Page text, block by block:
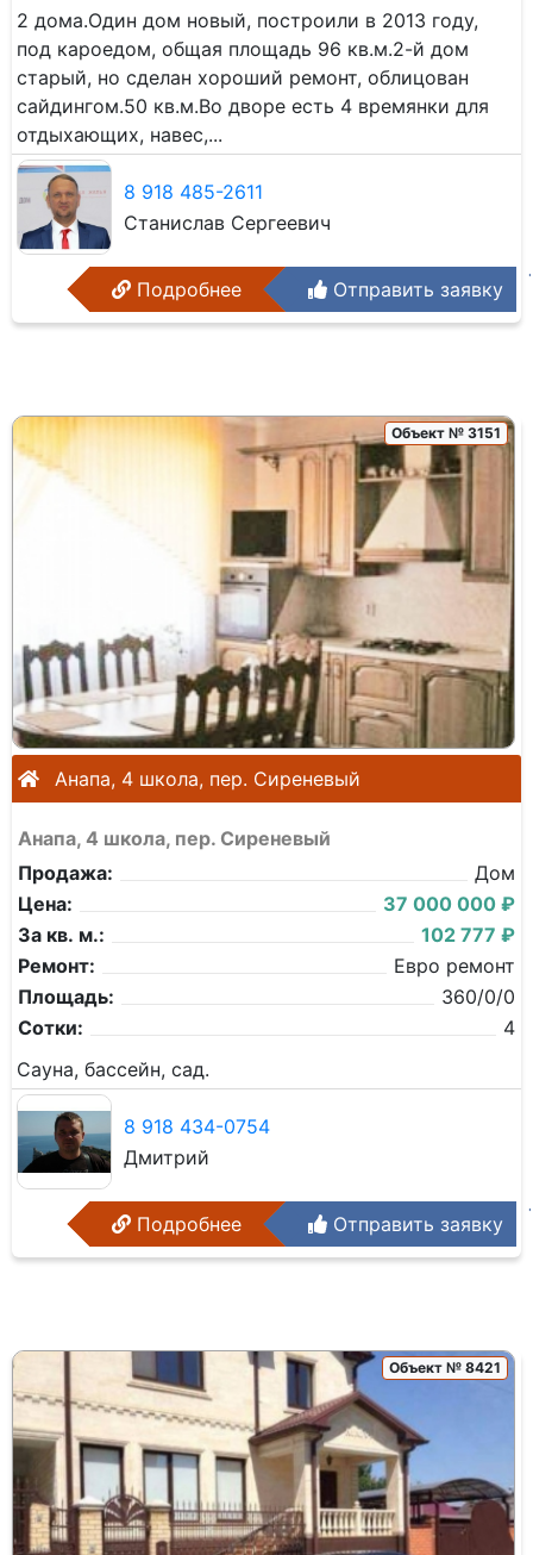
2 дома.Один дом новый, построили в 2013 году,
под кароедом, общая площадь 96 кв.м.2-й дом
старый, но сделан хороший ремонт, облицован
сайдингом.50 кв.м.Во дворе есть 4 времянки для
отдыхающих, навес,...
8 918 485-2611
Станислав Сергеевич
Подробнее Отправить заявку
Объект № 3151
Анапа, 4 школа, пер. Сиреневый
Анапа, 4 школа, пер. Сиреневый
Продажа:
Дом
Цена:
37 000 000 ₽
За кв. м.:
102 777 ₽
Ремонт:
Евро ремонт
Площадь:
360/0/0
Сотки:
4
Сауна, бассейн, сад.
8 918 434-0754
Дмитрий
Подробнее Отправить заявку
Объект № 8421